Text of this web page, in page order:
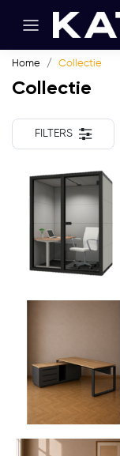
Home Collectie
Collectie
FILTERS